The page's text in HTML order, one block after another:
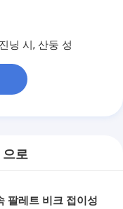
닝 시, 산둥 성
으로
팔레트 비크 접이성